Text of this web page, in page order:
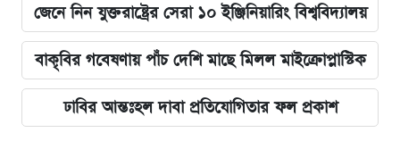
জেনে নিন যুক্তরাষ্ট্রের সেরা ১০ ইঞ্জিনিয়ারিং বিশ্ববিদ্যালয়
বাকৃবির গবেষণায় পাঁচ দেশি মাছে মিলল মাইক্রোপ্লাস্টিক
ঢাবির আন্তঃহল দাবা প্রতিযোগিতার ফল প্রকাশ